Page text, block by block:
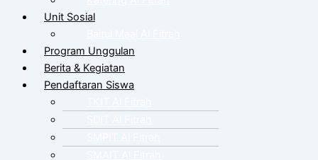
Unit Sosial
Program Unggulan
Berita & Kegiatan
Pendaftaran Siswa